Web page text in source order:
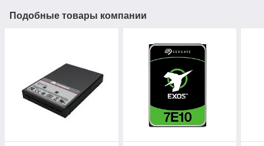
Подобные товары компании